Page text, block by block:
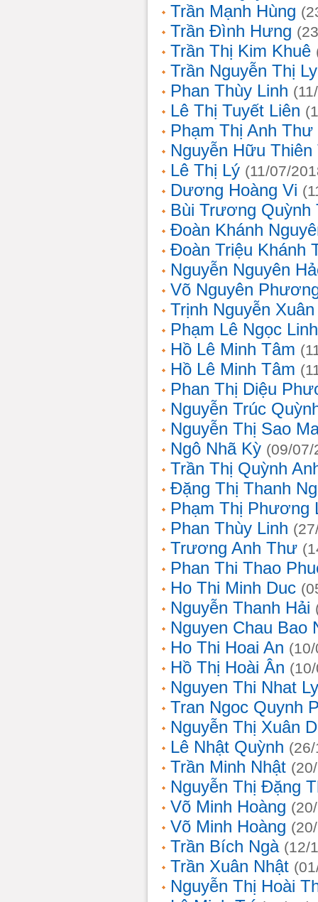
Trần Mạnh Hùng
Trần Đình Hưng
Trần Thị Kim Khuê
Trần Nguyễn Thị
Phan Thùy Linh
Lê Thị Tuyết Liên
Phạm Thị Anh Thư
Nguyễn Hữu Thiên
Lê Thị Lý (11/07/
Dương Hoàng Vi
Bùi Trương Quỳnh
Đoàn Khánh
Đoàn Triệu Khánh
Nguyễn Nguyên
Võ Nguyên
Trịnh Nguyễn
Phạm Lê Ngọc Linh
Hồ Lê Minh Tâm
Hồ Lê Minh Tâm
Phan Thị Diệu
Nguyễn Trúc
Nguyễn Thị Sao
Ngô Nhã Kỳ (09/07/
Trần Thị Quỳnh
Đặng Thị Thanh
Phạm Thị Phương
Phan Thùy Linh
Trương Anh Thư
Phan Thi Thao
Ho Thi Minh Duc
Nguyễn Thanh Hải
Nguyen Chau Bao
Ho Thi Hoai An
Hồ Thị Hoài Ân
Nguyen Thi Nhat Ly
Tran Ngoc Quynh
Nguyễn Thị Xuân
Lê Nhật Quỳnh
Trần Minh Nhật
Nguyễn Thị Đặng
Võ Minh Hoàng
Võ Minh Hoàng
Trần Bích Ngà (12/
Trần Xuân Nhật
Nguyễn Thị Hoài